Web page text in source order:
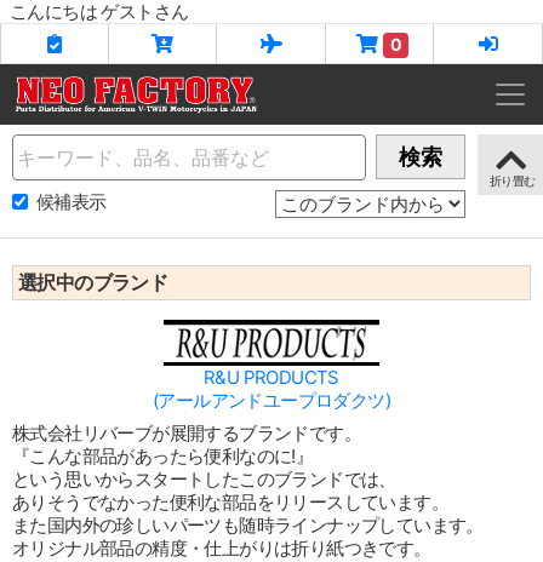
こんにちは ゲストさん
0
Name 検索
候補表示
選択中のブランド
R&U PRODUCTS
(アールアンドユープロダクツ)
株式会社リバーブが展開するブランドです。
『こんな部品があったら便利なのに!』
という思いからスタートしたこのブランドでは、
ありそうでなかった便利な部品をリリースしています。
また国内外の珍しいパーツも随時ラインナップしています。
オリジナル部品の精度・仕上がりは折り紙つきです。